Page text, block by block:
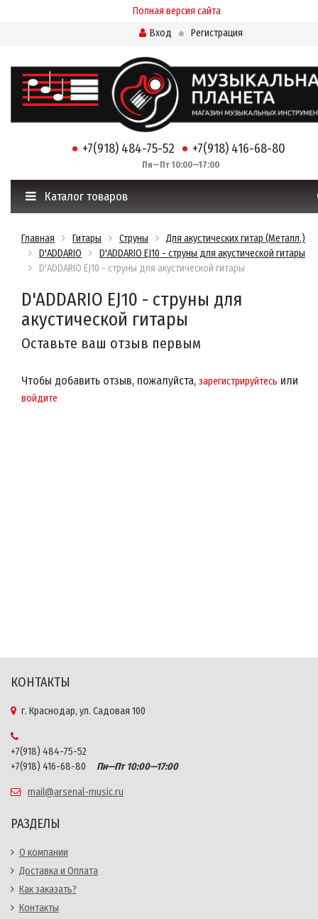
Полная версия сайта
Вход
Регистрация
+7(918) 484-75-52 +7(918) 416-68-80
Пн—Пт 10:00—17:00
Каталог товаров
Главная Гитары Струны
Для акустических гитар (Металл.)
D'ADDARIO
D'ADDARIO EJ10 - струны для акустической гитары
D'ADDARIO EJ10 - струны для акустической гитары
D'ADDARIO EJ10 - струны для
акустической гитары
Оставьте ваш отзыв первым
Чтобы добавить отзыв, пожалуйста, зарегистрируйтесь или
войдите
КОНТАКТЫ
г. Краснодар, ул. Садовая 100
+7(918) 484-75-52
+7(918) 416-68-80
Пн—Пт 10:00—17:00
mail@arsenal-music.ru
РАЗДЕЛЫ
О компании
Доставка и Оплата
Как заказать?
Контакты